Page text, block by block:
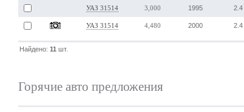
УАЗ 31514 3,000 1995 2.4
УАЗ 31514 4,480 2000 2.4
Найдено:11 шт.
Горячие авто предложения